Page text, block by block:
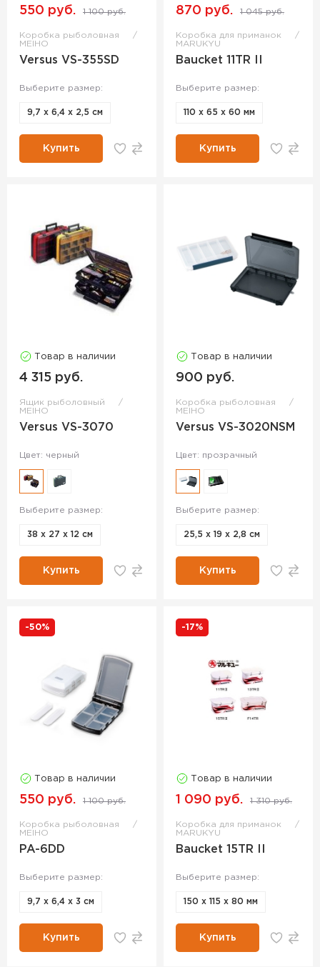
550 руб. 1 100 руб.
Коробка рыболовная
MEIHO
Versus VS-355SD
Выберите размер:
9,7 х 6,4 х 2,5 см
Купить
870 руб. 1 045 руб.
Коробка для приманок
MARUKYU
Baucket 11TR II
Выберите размер:
110 x 65 x 60 мм
Купить
Товар в наличии
4 315 руб.
Ящик рыболовный
MEIHO
Versus VS-3070
Цвет: черный
Выберите размер:
38 х 27 х 12 см
Купить
Товар в наличии
900 руб.
Коробка рыболовная
MEIHO
Versus VS-3020NSM
Цвет: прозрачный
Выберите размер:
25,5 х 19 х 2,8 см
Купить
-50%
Товар в наличии
550 руб. 1 100 руб.
Коробка рыболовная
MEIHO
PA-6DD
Выберите размер:
9,7 х 6,4 х 3 см
Купить
-17%
Товар в наличии
1 090 руб. 1 310 руб.
Коробка для приманок
MARUKYU
Baucket 15TR II
Выберите размер:
150 x 115 x 80 мм
Купить